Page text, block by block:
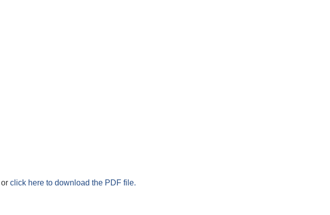
or click here to download the PDF file.